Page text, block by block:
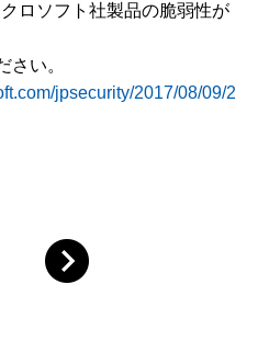
ロソフト社製品の脆弱性が
さい。
jpsecurity/2017/08/09/2